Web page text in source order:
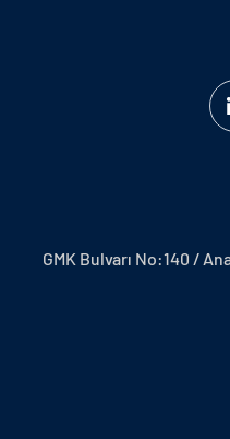
GMK Bulvarı No:140 /